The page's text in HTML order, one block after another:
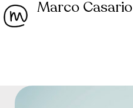
Marco Casario